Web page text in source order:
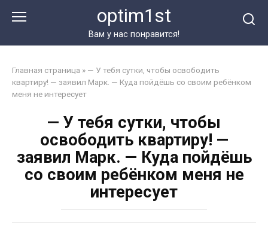
optim1st
Вам у нас понравится!
Главная страница » — У тебя сутки, чтобы освободить
квартиру! — заявил Марк. — Куда пойдёшь со своим ребёнком
меня не интересует
— У тебя сутки, чтобы
освободить квартиру! —
заявил Марк. — Куда пойдёшь
со своим ребёнком меня не
интересует